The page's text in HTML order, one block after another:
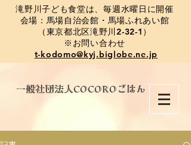
​滝野川子ども食堂は、毎週水曜日に開催
会場：馬場自治会館・馬場ふれあい館
（東京都北区滝野川2-32-1）
※お問い合わせ
t-kodomo@kyj.biglobe.ne.jp
​一般社団法人COCOROごはん